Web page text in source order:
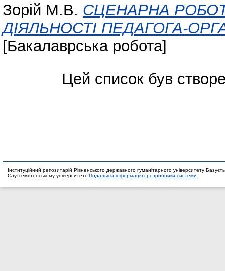
Зорій М.В. СЦЕНАРНА
ДІЯЛЬНОСТІ ПЕДАГОГА-
[Бакалаврська робота]
Цей список був
Інституційний репозитарій Рівненського державного гуманітарного університету
Саутгемптонському університеті. Подальша інформація і розробники системи